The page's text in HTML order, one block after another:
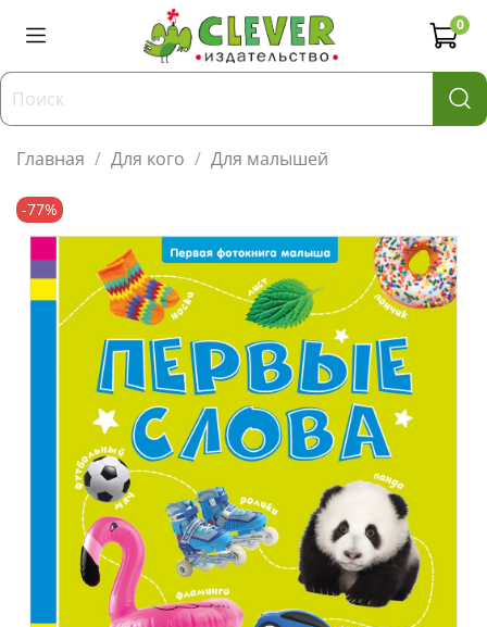
0
Главная Для кого Для малышей
-77%